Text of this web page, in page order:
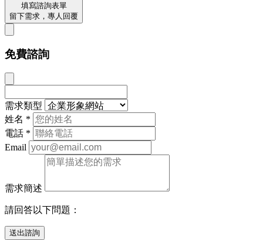
填寫諮詢表單
留下需求，專人回覆
免費諮詢
需求類型
姓名 *
電話 *
Email
需求簡述
請回答以下問題：
送出諮詢